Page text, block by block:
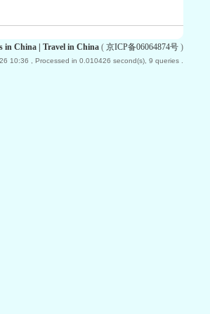
in China | Travel in China ( 京ICP备06064874号 )
10:36 , Processed in 0.010426 second(s), 9 queries .